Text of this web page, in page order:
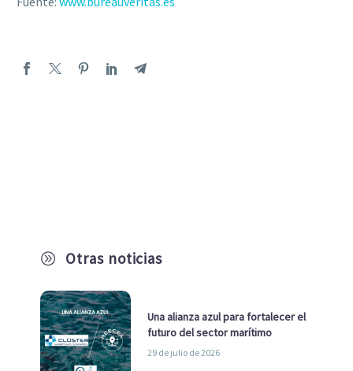
A Otras noticias
Una alianza azul para fortalecer el
futuro del sector marítimo
29 de julio de 2026